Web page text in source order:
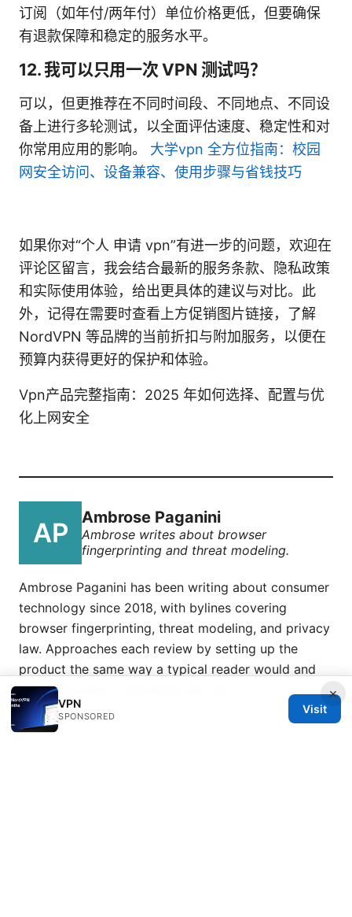
订阅（如年付/两年付）单位价格更低，但要确保
有退款保障和稳定的服务水平。
12. 我可以只用一次 VPN 测试吗？
可以，但更推荐在不同时间段、不同地点、不同设
备上进行多轮测试，以全面评估速度、稳定性和对
你常用应用的影响。 大学vpn 全方位指南：校园
网安全访问、设备兼容、使用步骤与省钱技巧
如果你对“个人 申请 vpn”有进一步的问题，欢迎在
评论区留言，我会结合最新的服务条款、隐私政策
和实际使用体验，给出更具体的建议与对比。此
外，记得在需要时查看上方促销图片链接，了解
NordVPN 等品牌的当前折扣与附加服务，以便在
预算内获得更好的保护和体验。
Vpn产品完整指南：2025 年如何选择、配置与优
化上网安全
Ambrose Paganini
Ambrose writes about browser
fingerprinting and threat modeling.
Ambrose Paganini has been writing about consumer
technology since 2018, with bylines covering
browser fingerprinting, threat modeling, and privacy
law. Approaches each review by setting up the
product the same way a typical reader would and
recording every snag along the way.
×
VPN
SPONSORED
Visit